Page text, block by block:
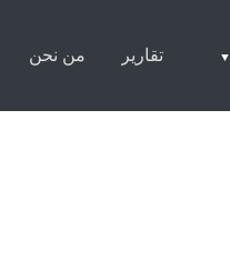
تقارير من نحن